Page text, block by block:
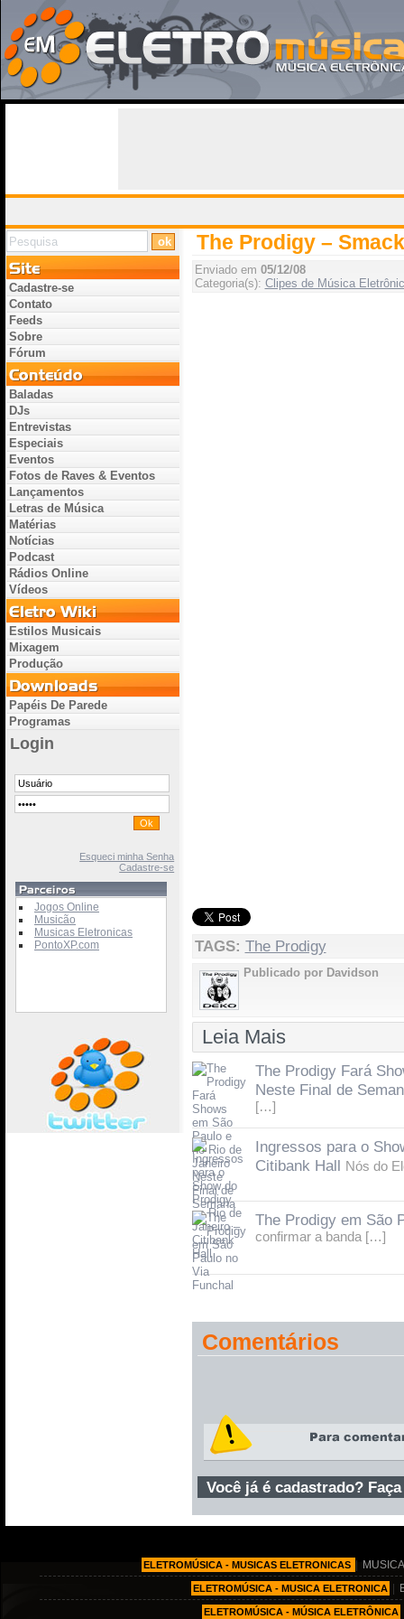
The Prodigy –
Enviado em 05/12/08
Categoria(s): Clipes de Música
TAGS: The Prodigy
Publicado por Davidson
Leia Mais
The Prodigy Fará
Neste Final de
[…]
Ingressos para o
Citibank Hall Nós do
The Prodigy em São
confirmar a banda […]
Comentários
Você já é cadastrado?
Cadastre-se
Contato
Feeds
Sobre
Fórum
Baladas
DJs
Entrevistas
Especiais
Eventos
Fotos de Raves & Eventos
Lançamentos
Letras de Música
Matérias
Notícias
Podcast
Rádios Online
Vídeos
Estilos Musicais
Mixagem
Produção
Papéis De Parede
Programas
Login
Esqueci minha Senha
Cadastre-se
Jogos Online
Musicão
Musicas Eletronicas
PontoXP.com
ELETROMÚSICA - MUSICAS ELETRONICAS
ELETROMÚSICA - MUSICA ELETRONICA
ELETROMÚSICA - MÚSICA ELETRÔNICA